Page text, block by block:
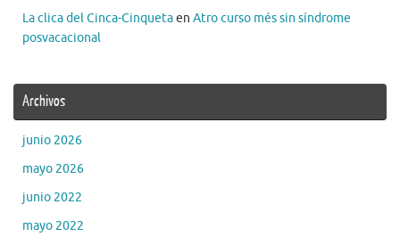
La clica del Cinca-Cinquetaen Atro curso més sin síndrome
posvacacional
Archivos
junio 2026
mayo 2026
junio 2022
mayo 2022